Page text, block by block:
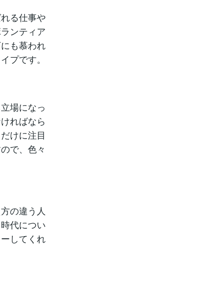
る仕事や
ンティア
も慕われ
プです。
場になっ
ればなら
けに注目
で、色々
の違う人
代につい
してくれ